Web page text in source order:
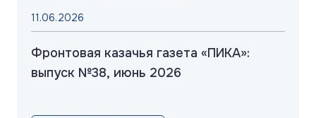
11.06.2026
Фронтовая казачья газета «ПИКА»:
выпуск №38, июнь 2026